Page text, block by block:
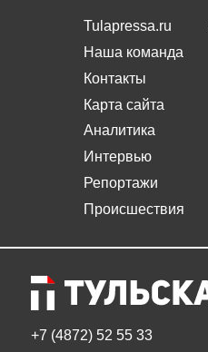
Tulapressa.ru
Наша команда
Контакты
Карта сайта
Аналитика
Интервью
Репортажи
Происшествия
+7 (4872) 52 55 33